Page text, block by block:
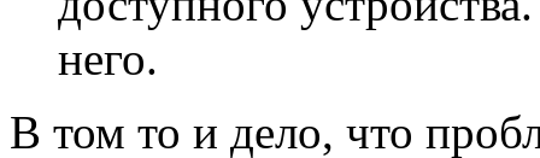
него.
В том то и дело, что